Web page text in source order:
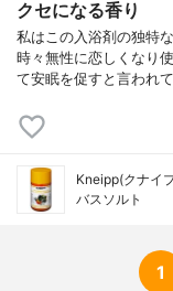
クセになる香り
私はこの入浴剤の独特
時々無性に恋しくなり
て安眠を促すと言われ
Kneipp(クナイ
バスソルト
1